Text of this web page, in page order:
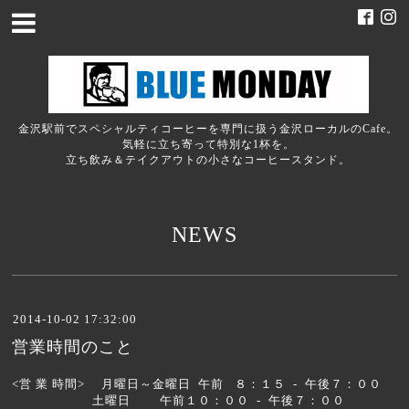
金沢駅前でスペシャルティコーヒーを専門に扱う金沢ローカルのCafe。
気軽に立ち寄って特別な1杯を。
立ち飲み＆テイクアウトの小さなコーヒースタンド。
NEWS
2014-10-02 17:32:00
営業時間のこと
<営 業 時間> 月曜日～金曜日 午前 ８：１５ - 午後７：００
土曜日 午前１０：００ - 午後７：００